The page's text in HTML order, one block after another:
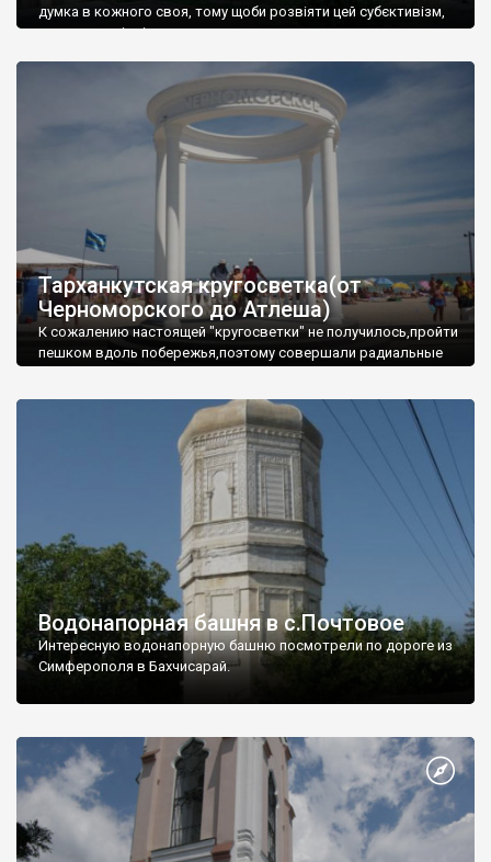
думка в кожного своя, тому щоби розвіяти цей субєктивізм,
запрошую відвідати це
Тарханкутская кругосветка(от
Черноморского до Атлеша)
К сожалению настоящей "кругосветки" не получилось,пройти
пешком вдоль побережья,поэтому совершали радиальные
Водонапорная башня в с.Почтовое
Интересную водонапорную башню посмотрели по дороге из
Симферополя в Бахчисарай.